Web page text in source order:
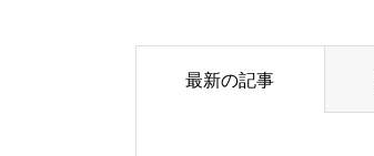
最新の記事